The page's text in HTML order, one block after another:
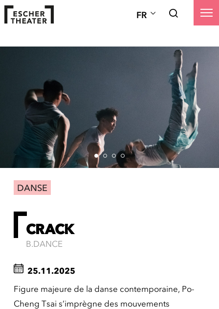
FR
DANSE
CRACK
B.DANCE
25.11.2025
Figure majeure de la danse contemporaine, Po-
Cheng Tsai s’imprègne des mouvements